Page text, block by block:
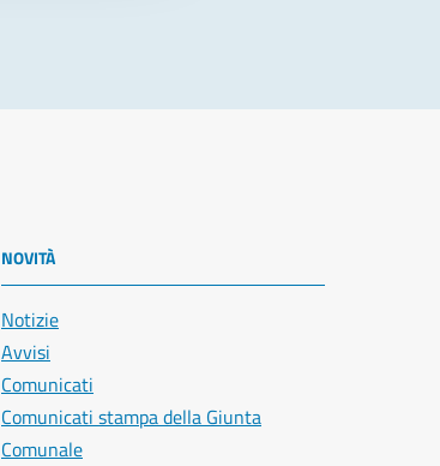
NOVITÀ
Notizie
Avvisi
Comunicati
Comunicati stampa della Giunta
Comunale